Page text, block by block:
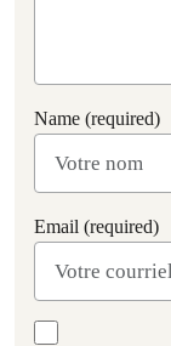
Name (required)
Email (required)